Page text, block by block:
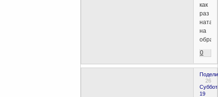
как
раз
на
0
26
19